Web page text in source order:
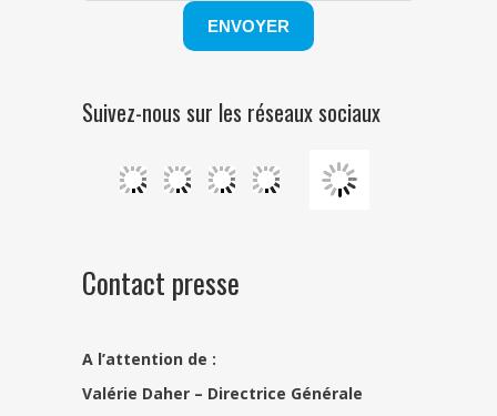
Suivez-nous sur les réseaux sociaux
Contact presse
A l’attention de :
Valérie Daher – Directrice Générale